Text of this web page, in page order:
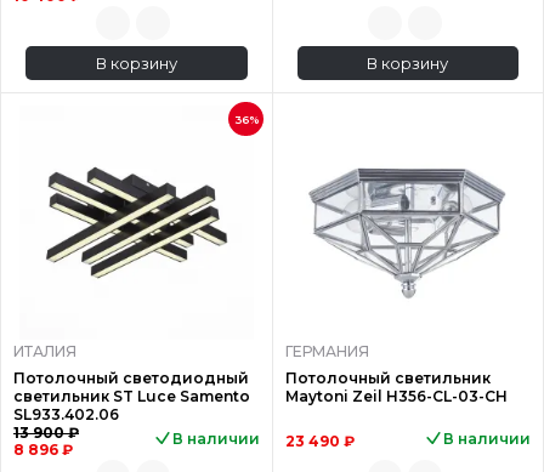
В корзину В корзину
36%
ИТАЛИЯ
Потолочный светодиодный
светильник ST Luce Samento
SL933.402.06
13 900 ₽
8 896 ₽
В наличии
ГЕРМАНИЯ
Потолочный светильник
Maytoni Zeil H356-CL-03-CH
23 490 ₽ В наличии